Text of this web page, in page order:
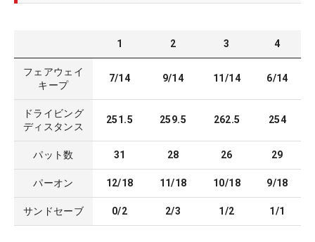
1 2 3 4
フェアウェイ
キープ
7/14 9/14 11/14 6/14
ドライビング
ディスタンス
251.5 259.5 262.5 254
パット数 31 28 26 29
パーオン 12/18 11/18 10/18 9/18
サンドセーブ 0/2 2/3 1/2 1/1